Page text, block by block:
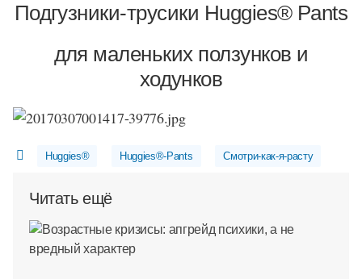
Подгузники-трусики Huggies® Pants
для маленьких ползунков и
ходунков
Huggies® Huggies®-Pants Смотри-как-я-расту
Читать ещё